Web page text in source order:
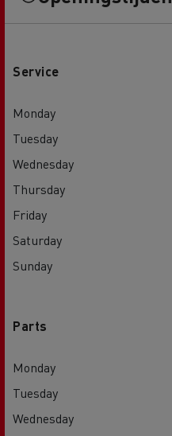
Service
Monday
Tuesday
Wednesday
Thursday
Friday
Saturday
Sunday
Parts
Monday
Tuesday
Wednesday